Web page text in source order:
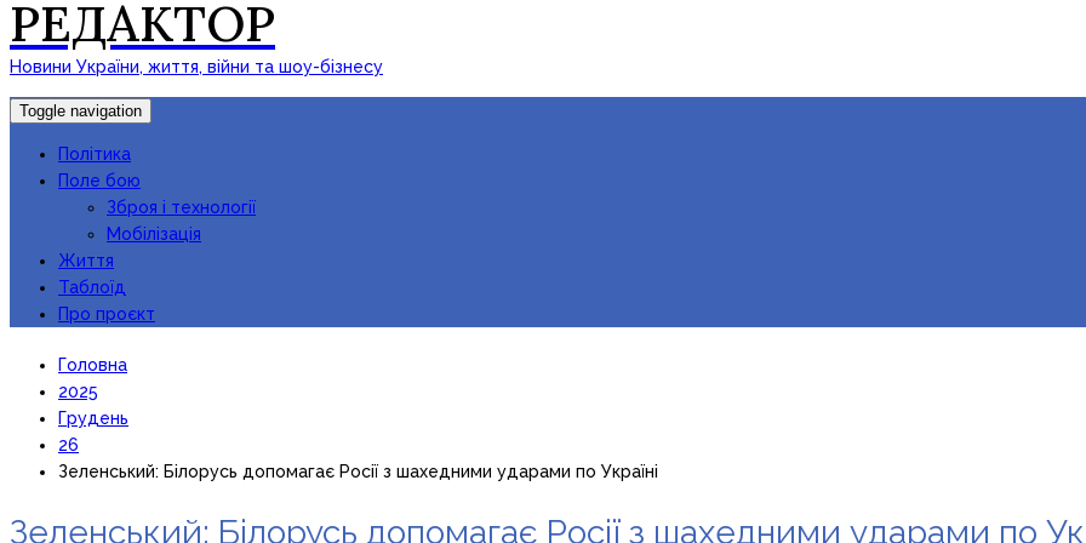
РЕДАКТОР
Новини України, життя, війни та шоу-бізнесу
Toggle navigation
Політика
Поле бою
Зброя і технології
Мобілізація
Життя
Таблоїд
Про проєкт
Головна
2025
Грудень
26
Зеленський: Білорусь допомагає Росії з шахедними ударами по Україні
Зеленський: Білорусь допомагає Росії з шахедними ударами по